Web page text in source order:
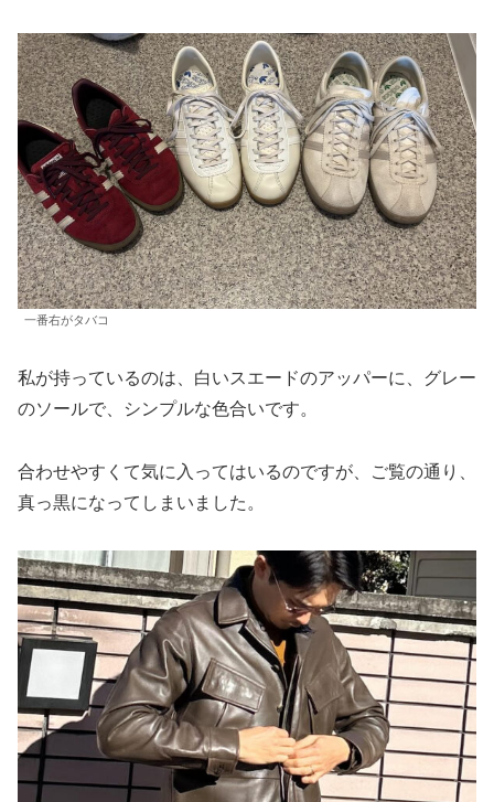
一番右がタバコ
私が持っているのは、白いスエードのアッパーに、グレー
のソールで、シンプルな色合いです。
合わせやすくて気に入ってはいるのですが、ご覧の通り、
真っ黒になってしまいました。